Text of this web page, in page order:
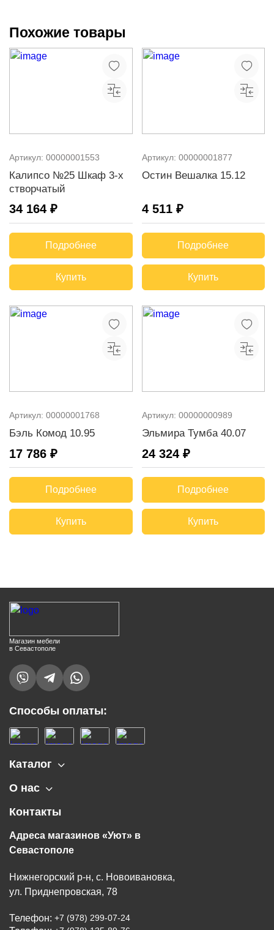
Похожие товары
Артикул: 00000001553
Калипсо №25 Шкаф 3-х
створчатый
34 164 ₽
Подробнее
Купить
Артикул: 00000001877
Остин Вешалка 15.12
4 511 ₽
Подробнее
Купить
Артикул: 00000001768
Бэль Комод 10.95
17 786 ₽
Подробнее
Купить
Артикул: 00000000989
Эльмира Тумба 40.07
24 324 ₽
Подробнее
Купить
Магазин мебели
в Севастополе
Способы оплаты:
Каталог
О нас
Контакты
Адреса магазинов «Уют» в
Севастополе
Нижнегорский р-н, с. Новоивановка,
ул. Приднепровская, 78
Телефон: +7 (978) 299-07-24